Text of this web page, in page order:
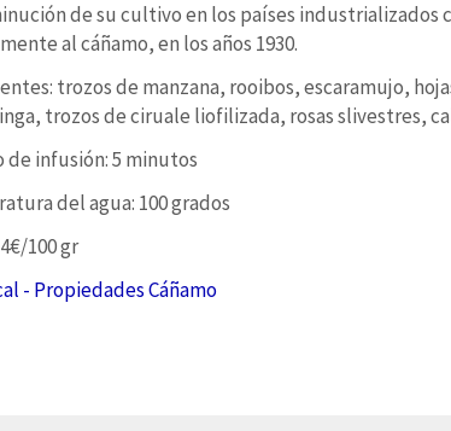
de su cultivo en los países
al cáñamo, en los años 1930.
trozos de manzana, rooibos, escaramujo,
trozos de ciruale liofilizada, rosas slivestres,
de infusión: 5 minutos
del agua: 100 grados
100 gr
- Propiedades Cáñamo